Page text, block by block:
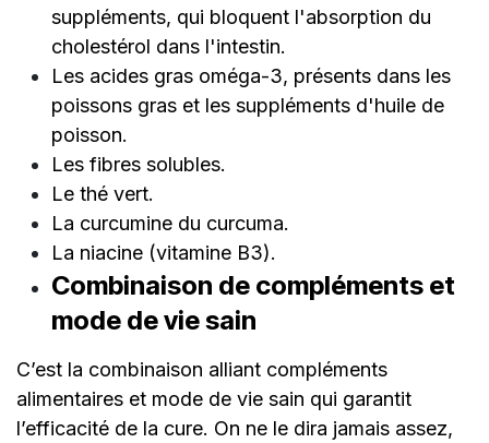
suppléments, qui bloquent l'absorption du
cholestérol dans l'intestin.
Les acides gras oméga-3, présents dans les
poissons gras et les suppléments d'huile de
poisson.
Les fibres solubles.
Le thé vert.
La curcumine du curcuma.
La niacine (vitamine B3).
Combinaison de compléments et
mode de vie sain
C’est la combinaison alliant compléments
alimentaires et mode de vie sain qui garantit
l’efficacité de la cure. On ne le dira jamais assez,